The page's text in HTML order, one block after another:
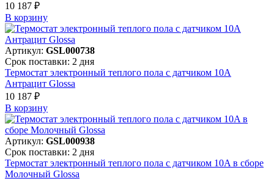
10 187 ₽
В корзинy
Артикул: GSL000738
Срок поставки: 2 дня
Термостат электронный теплого пола с датчиком 10A
Антрацит Glossa
10 187 ₽
В корзинy
Артикул: GSL000938
Срок поставки: 2 дня
Термостат электронный теплого пола с датчиком 10A в сборе
Молочный Glossa